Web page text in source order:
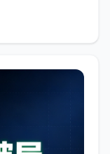
方信用背
明确相关
，匹配服务